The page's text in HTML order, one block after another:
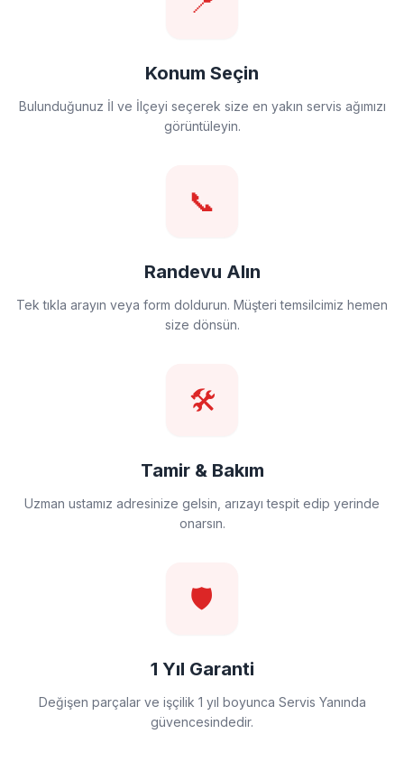
Konum Seçin
Bulunduğunuz İl ve İlçeyi seçerek size en yakın servis ağımızı
görüntüleyin.
📞
Randevu Alın
Tek tıkla arayın veya form doldurun. Müşteri temsilcimiz hemen
size dönsün.
🛠️
Tamir & Bakım
Uzman ustamız adresinize gelsin, arızayı tespit edip yerinde
onarsın.
🛡️
1 Yıl Garanti
Değişen parçalar ve işçilik 1 yıl boyunca Servis Yanında
güvencesindedir.